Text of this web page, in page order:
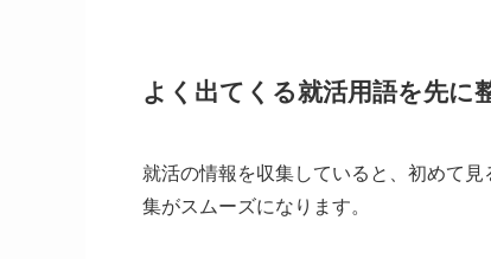
よく出てくる就活用語を先に
就活の情報を収集していると、初めて
集がスムーズになります。